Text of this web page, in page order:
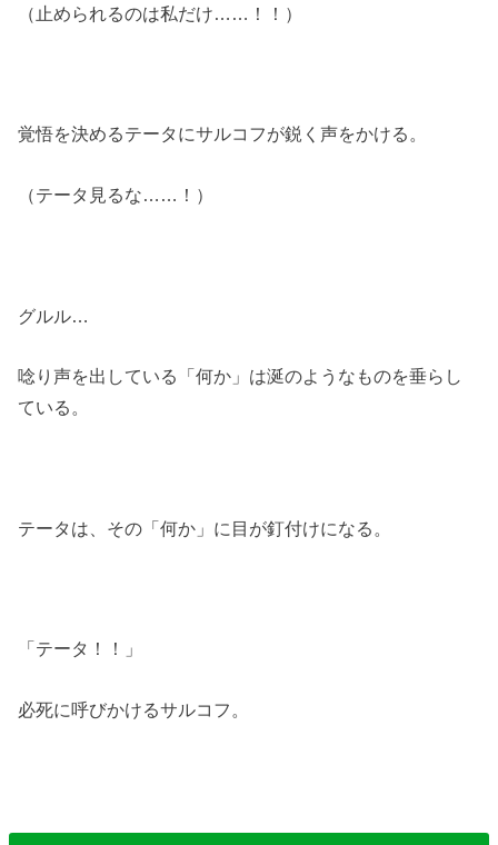
（止められるのは私だけ……！！）
覚悟を決めるテータにサルコフが鋭く声をかける。
（テータ見るな……！）
グルル…
唸り声を出している「何か」は涎のようなものを垂らし
ている。
テータは、その「何か」に目が釘付けになる。
「テータ！！」
必死に呼びかけるサルコフ。